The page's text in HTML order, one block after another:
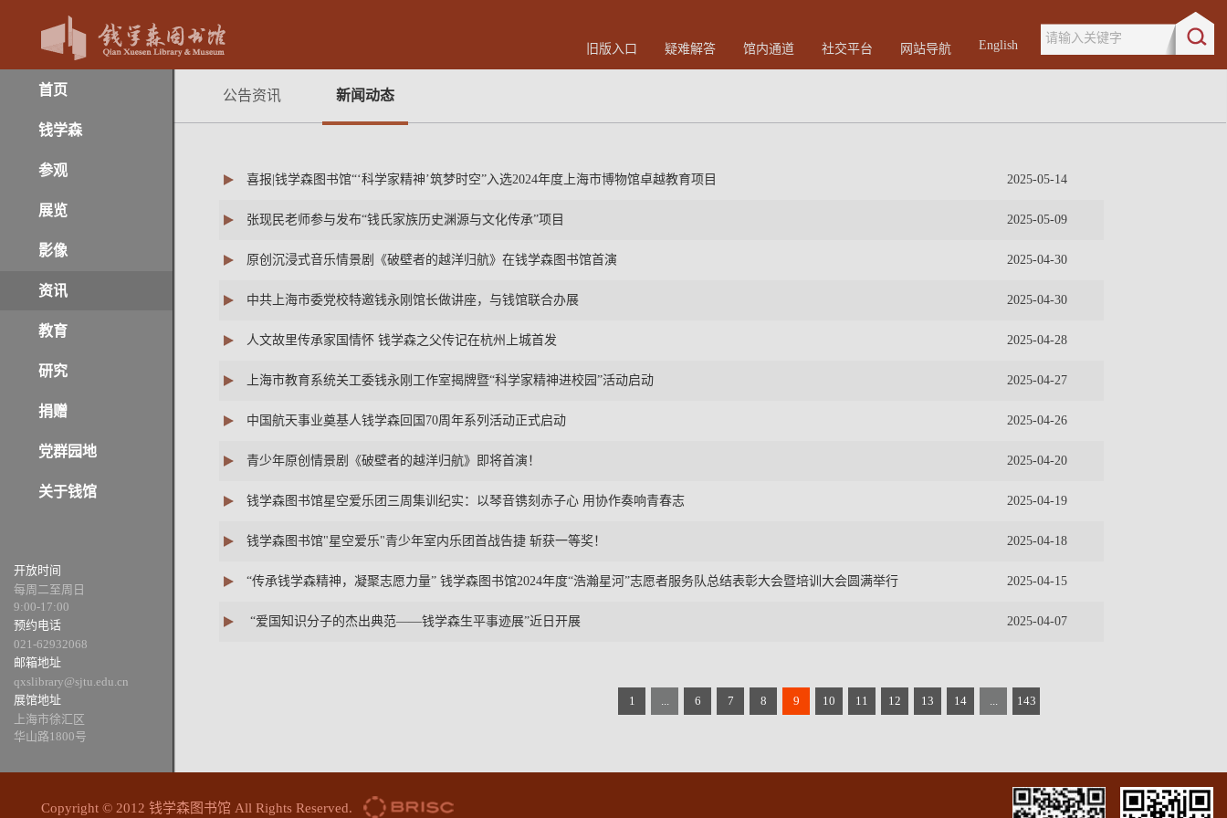
旧版入口 疑难解答 馆内通道 社交平台 网站导航 English
请输入关键字
首页
钱学森
参观
展览
影像
资讯
教育
研究
捐赠
党群园地
关于钱馆
开放时间
每周二至周日
9:00-17:00
预约电话
021-62932068
邮箱地址
qxslibrary@sjtu.edu.cn
展馆地址
上海市徐汇区
华山路1800号
公告资讯 新闻动态
喜报|钱学森图书馆“‘科学家精神’筑梦时空”入选2024年度上海市博物馆卓越教育项目 2025-05-14
张现民老师参与发布“钱氏家族历史渊源与文化传承”项目 2025-05-09
原创沉浸式音乐情景剧《破壁者的越洋归航》在钱学森图书馆首演 2025-04-30
中共上海市委党校特邀钱永刚馆长做讲座，与钱馆联合办展 2025-04-30
人文故里传承家国情怀 钱学森之父传记在杭州上城首发 2025-04-28
上海市教育系统关工委钱永刚工作室揭牌暨“科学家精神进校园”活动启动 2025-04-27
中国航天事业奠基人钱学森回国70周年系列活动正式启动 2025-04-26
青少年原创情景剧《破壁者的越洋归航》即将首演！ 2025-04-20
钱学森图书馆星空爱乐团三周集训纪实：以琴音镌刻赤子心 用协作奏响青春志 2025-04-19
钱学森图书馆"星空爱乐"青少年室内乐团首战告捷 斩获一等奖！ 2025-04-18
“传承钱学森精神，凝聚志愿力量” 钱学森图书馆2024年度“浩瀚星河”志愿者服务队总结表彰大会暨培训大会圆满举行 2025-04-15
“爱国知识分子的杰出典范——钱学森生平事迹展”近日开展 2025-04-07
1 ... 6 7 8 9 10 11 12 13 14 ... 143
Copyright © 2012 钱学森图书馆 All Rights Reserved.